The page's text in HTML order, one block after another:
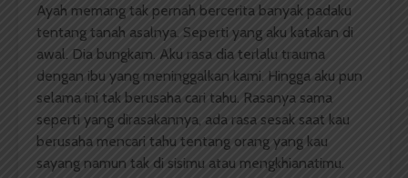
Ayah memang tak pernah bercerita banyak padaku
tentang tanah asalnya. Seperti yang aku katakan di
awal. Dia bungkam. Aku rasa dia terlalu trauma
dengan ibu yang meninggalkan kami. Hingga aku pun
selama ini tak berusaha cari tahu. Rasanya sama
seperti yang dirasakannya, ada rasa sesak saat kau
berusaha mencari tahu tentang orang yang kau
sayang namun tak di sisimu atau mengkhianatimu.